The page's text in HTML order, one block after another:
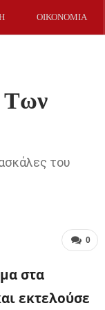
ΟΙΚΟΝΟΜΙΑ
Των
του
0
στα
εκτελούσε